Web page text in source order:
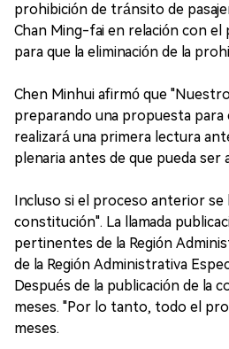
prohibición de tránsito de
Chan Ming-fai en relación con
para que la eliminación de la
Chen Minhui afirmó que
preparando una propuesta para
realizará una primera lectura
plenaria antes de que pueda
Incluso si el proceso anterior se
constitución". La llamada
pertinentes de la Región
de la Región Administrativa
Después de la publicación de la
meses. "Por lo tanto, todo el
meses.